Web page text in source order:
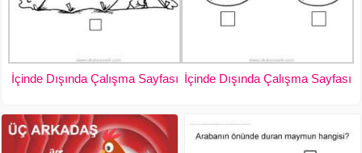
İçinde Dışında Çalışma Sayfası İçinde Dışında Çalışma Sayfası